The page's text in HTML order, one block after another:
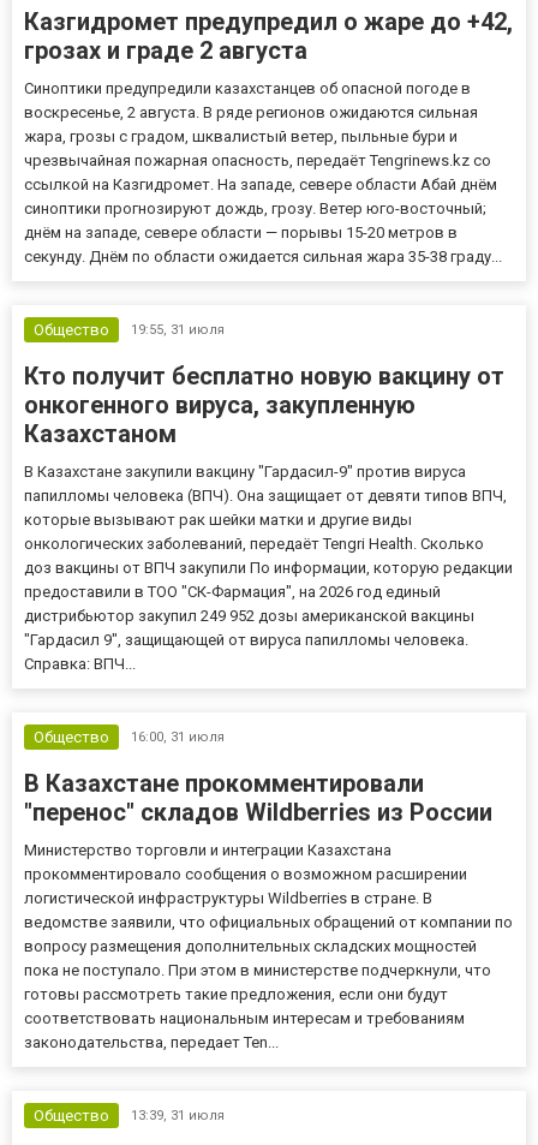
Казгидромет предупредил о жаре до +42,
грозах и граде 2 августа
Синоптики предупредили казахстанцев об опасной погоде в
воскресенье, 2 августа. В ряде регионов ожидаются сильная
жара, грозы с градом, шквалистый ветер, пыльные бури и
чрезвычайная пожарная опасность, передаёт Tengrinews.kz со
ссылкой на Казгидромет. На западе, севере области Абай днём
синоптики прогнозируют дождь, грозу. Ветер юго-восточный;
днём на западе, севере области — порывы 15-20 метров в
секунду. Днём по области ожидается сильная жара 35-38 граду...
Общество 19:55, 31 июля
Кто получит бесплатно новую вакцину от
онкогенного вируса, закупленную
Казахстаном
В Казахстане закупили вакцину "Гардасил-9" против вируса
папилломы человека (ВПЧ). Она защищает от девяти типов ВПЧ,
которые вызывают рак шейки матки и другие виды
онкологических заболеваний, передаёт Tengri Health. Сколько
доз вакцины от ВПЧ закупили По информации, которую редакции
предоставили в ТОО "СК-Фармация", на 2026 год единый
дистрибьютор закупил 249 952 дозы американской вакцины
"Гардасил 9", защищающей от вируса папилломы человека.
Справка: ВПЧ...
Общество 16:00, 31 июля
В Казахстане прокомментировали
"перенос" складов Wildberries из России
Министерство торговли и интеграции Казахстана
прокомментировало сообщения о возможном расширении
логистической инфраструктуры Wildberries в стране. В
ведомстве заявили, что официальных обращений от компании по
вопросу размещения дополнительных складских мощностей
пока не поступало. При этом в министерстве подчеркнули, что
готовы рассмотреть такие предложения, если они будут
соответствовать национальным интересам и требованиям
законодательства, передает Ten...
Общество 13:39, 31 июля